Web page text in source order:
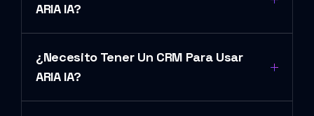
ARIA IA?
¿Necesito Tener Un CRM Para Usar
ARIA IA?